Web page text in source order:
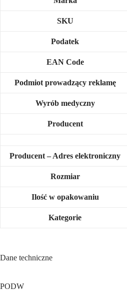
SKU
Podatek
EAN Code
Podmiot prowadzący reklamę
Wyrób medyczny
Producent
Producent – Adres elektroniczny
Rozmiar
Ilość w opakowaniu
Kategorie
Dane techniczne
PODW